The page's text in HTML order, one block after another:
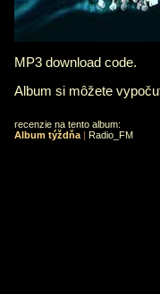
MP3 download code.
Album si môžete
recenzie na tento album:
Album týždňa | Radio_FM